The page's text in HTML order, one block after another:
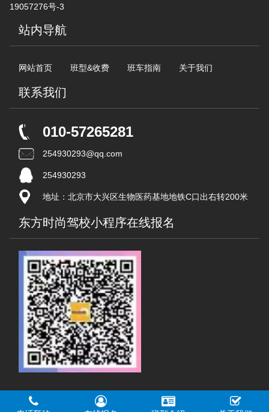
19057276号-3
站内导航
网站首页 班型&收费 班车指南 关于我们
联系我们
010-57265281
254930293@qq.com
254930293
地址：北京市大兴区生物医药基地地铁C口出右转200米
东方时尚驾校小程序在线报名